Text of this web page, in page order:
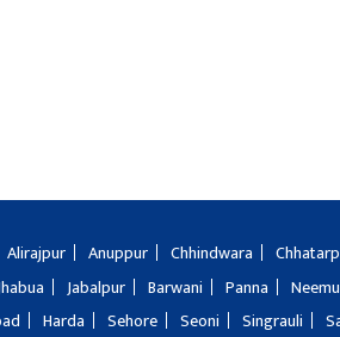
Alirajpur Anuppur Chhindwara
Jabalpur Barwani Panna
Harda Sehore Seoni Singrauli